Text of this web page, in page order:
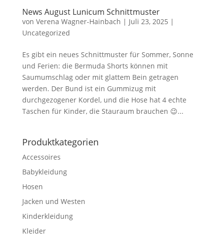
News August Lunicum Schnittmuster
von Verena Wagner-Hainbach | Juli 23, 2025 |
Uncategorized
Es gibt ein neues Schnittmuster für Sommer, Sonne
und Ferien: die Bermuda Shorts können mit
Saumumschlag oder mit glattem Bein getragen
werden. Der Bund ist ein Gummizug mit
durchgezogener Kordel, und die Hose hat 4 echte
Taschen für Kinder, die Stauraum brauchen 😉...
Produktkategorien
Accessoires
Babykleidung
Hosen
Jacken und Westen
Kinderkleidung
Kleider